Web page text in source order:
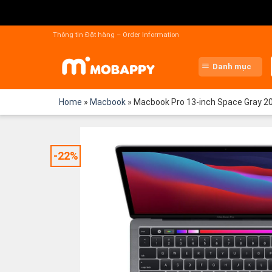
Thông tin Đặt hàng – Order Information
Danh mục
Home » Macbook » Macbook Pro 13-inch Space Gray
-22%